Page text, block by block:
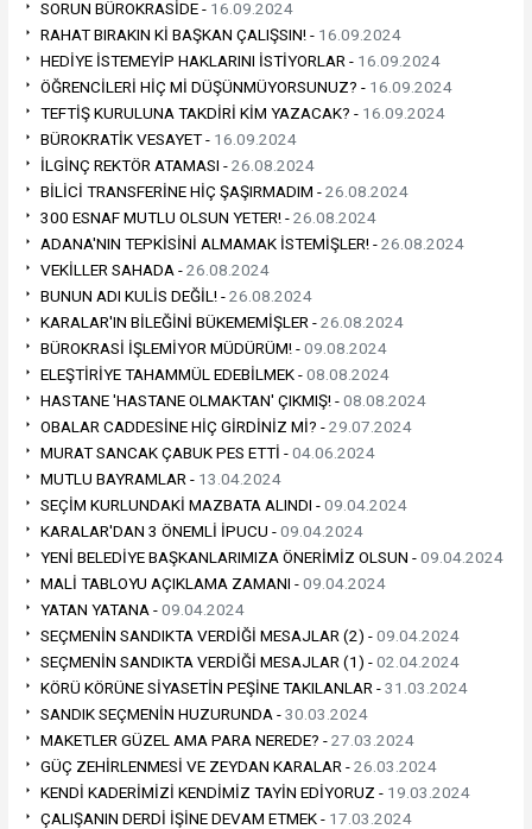
SORUN BÜROKRASİDE - 16.09.2024
RAHAT BIRAKIN Kİ BAŞKAN ÇALIŞSIN! - 16.09.2024
HEDİYE İSTEMEYİP HAKLARINI İSTİYORLAR - 16.09.2024
ÖĞRENCİLERİ HİÇ Mİ DÜŞÜNMÜYORSUNUZ? - 16.09.2024
TEFTİŞ KURULUNA TAKDİRİ KİM YAZACAK? - 16.09.2024
BÜROKRATİK VESAYET - 16.09.2024
İLGİNÇ REKTÖR ATAMASI -26.08.2024
BİLİCİ TRANSFERİNE HİÇ ŞAŞIRMADIM -26.08.2024
300 ESNAF MUTLU OLSUN YETER! -26.08.2024
ADANA'NIN TEPKİSİNİ ALMAMAK İSTEMİŞLER! -26.08.2024
VEKİLLER SAHADA -26.08.2024
BUNUN ADI KULİS DEĞİL! -26.08.2024
KARALAR'IN BİLEĞİNİ BÜKEMEMİŞLER -26.08.2024
BÜROKRASİ İŞLEMİYOR MÜDÜRÜM! -09.08.2024
ELEŞTİRİYE TAHAMMÜL EDEBİLMEK -08.08.2024
HASTANE 'HASTANE OLMAKTAN' ÇIKMIŞ! -08.08.2024
OBALAR CADDESİNE HİÇ GİRDİNİZ Mİ? -29.07.2024
MURAT SANCAK ÇABUK PES ETTİ -04.06.2024
MUTLU BAYRAMLAR - 13.04.2024
SEÇİM KURLUNDAKİ MAZBATA ALINDI -09.04.2024
KARALAR'DAN 3 ÖNEMLİ İPUCU -09.04.2024
YENİ BELEDİYE BAŞKANLARIMIZA ÖNERİMİZ OLSUN -09.04.2024
MALİ TABLOYU AÇIKLAMA ZAMANI -09.04.2024
YATAN YATANA -09.04.2024
SEÇMENİN SANDIKTA VERDİĞİ MESAJLAR (2) -09.04.2024
SEÇMENİN SANDIKTA VERDİĞİ MESAJLAR (1) -02.04.2024
KÖRÜ KÖRÜNE SİYASETİN PEŞİNE TAKILANLAR -31.03.2024
SANDIK SEÇMENİN HUZURUNDA -30.03.2024
MAKETLER GÜZEL AMA PARA NEREDE? -27.03.2024
GÜÇ ZEHİRLENMESİ VE ZEYDAN KARALAR -26.03.2024
KENDİ KADERİMİZİ KENDİMİZ TAYİN EDİYORUZ - 19.03.2024
ÇALIŞANIN DERDİ İŞİNE DEVAM ETMEK - 17.03.2024